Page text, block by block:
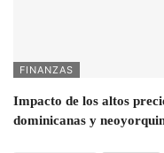
FINANZAS
Impacto de los altos
dominicanas y